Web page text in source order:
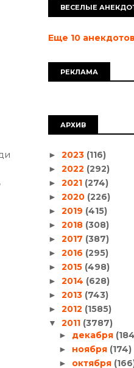
ВЕСЕЛЫЕ
Еще 10
РЕКЛАМА
АРХИВ
► 2023 (116)
► 2022 (292)
► 2021 (274)
► 2020 (226)
► 2019 (415)
► 2018 (308)
► 2017 (387)
► 2016 (295)
► 2015 (498)
► 2014 (628)
► 2013 (743)
► 2012 (1585)
▼ 2011 (3787)
► декабря
► ноября (174)
► октября